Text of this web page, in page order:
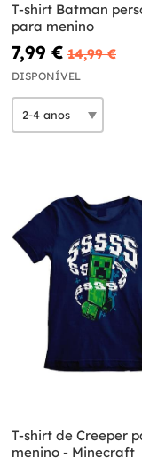
T-shirt Batman
para menino
7,99 € 14,99 €
DISPONÍVEL
T-shirt de Creeper
menino - Minecraft